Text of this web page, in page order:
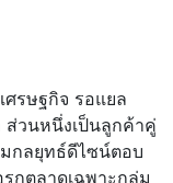
ศรษฐกิจ รอแยล
ส่วนหนึ่งเป็นลูกค้าคู่
มกลยุทธ์ดีไซน์ตอบ
รุกตลาดเฉพาะกลุ่ม